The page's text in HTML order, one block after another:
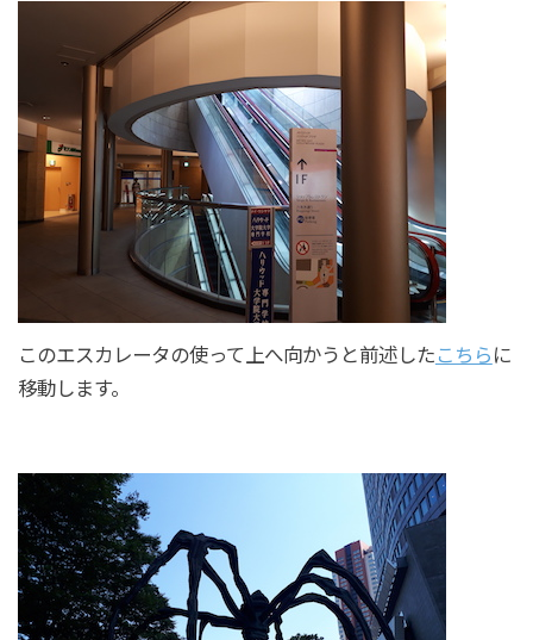
このエスカレータの使って上へ向かうと前述した こちら に
移動します。